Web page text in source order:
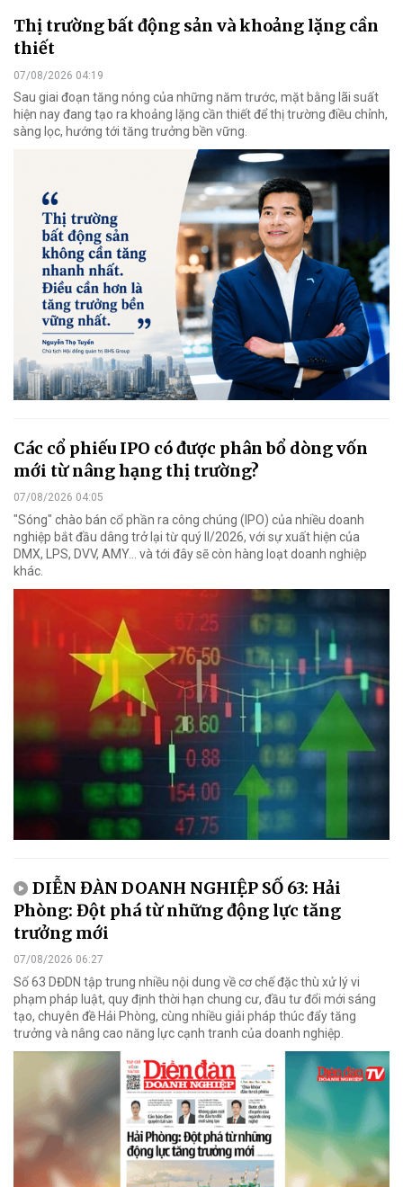
Thị trường bất động sản và khoảng lặng cần
thiết
07/08/2026 04:19
Sau giai đoạn tăng nóng của những năm trước, mặt bằng lãi suất
hiện nay đang tạo ra khoảng lặng cần thiết để thị trường điều chỉnh,
sàng lọc, hướng tới tăng trưởng bền vững.
Các cổ phiếu IPO có được phân bổ dòng vốn
mới từ nâng hạng thị trường?
07/08/2026 04:05
"Sóng" chào bán cổ phần ra công chúng (IPO) của nhiều doanh
nghiệp bắt đầu dâng trở lại từ quý II/2026, với sự xuất hiện của
DMX, LPS, DVV, AMY... và tới đây sẽ còn hàng loạt doanh nghiệp
khác.
DIỄN ĐÀN DOANH NGHIỆP SỐ 63: Hải
Phòng: Đột phá từ những động lực tăng
trưởng mới
07/08/2026 06:27
Số 63 DĐDN tập trung nhiều nội dung về cơ chế đặc thù xử lý vi
phạm pháp luật, quy định thời hạn chung cư, đầu tư đổi mới sáng
tạo, chuyên đề Hải Phòng, cùng nhiều giải pháp thúc đẩy tăng
trưởng và nâng cao năng lực cạnh tranh của doanh nghiệp.